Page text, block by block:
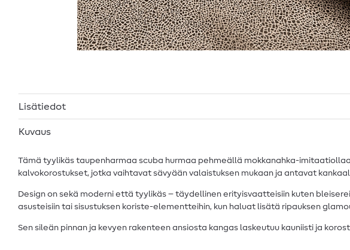
Lisätiedot
Kuvaus
Tämä tyylikäs taupenharmaa scuba hurmaa pehmeällä mokkanahka-
kalvokorostukset, jotka vaihtavat sävyään valaistuksen mukaan ja antavat
Design on sekä moderni että tyylikäs – täydellinen erityisvaatteisiin kuten
asusteisiin tai sisustuksen koriste-elementteihin, kun haluat lisätä ripauksen
Sen sileän pinnan ja kevyen rakenteen ansiosta kangas laskeutuu kauniisti ja